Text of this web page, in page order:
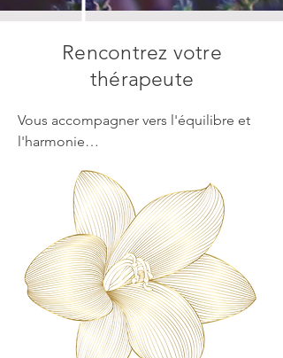
Rencontrez votre
thérapeute
Vous accompagner vers l'équilibre et
l'harmonie
naturopathe et praticienne en
ayurvéda. Avec plus de dix ans
d'expérience, je guide les individus
vers la guérison, la croissance et
l'équilibre. Mon parcours est fait
d'exploration et d’une profonde
dévotion, ancré dans mon héritage
mauricien et enrichi par des
enseignements du monde entier.